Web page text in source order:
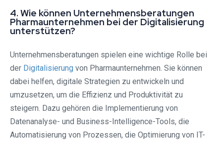
4. Wie können Unternehmensberatungen
Pharmaunternehmen bei der Digitalisierung
unterstützen?
Unternehmensberatungen spielen eine wichtige Rolle bei
der Digitalisierung von Pharmaunternehmen. Sie können
dabei helfen, digitale Strategien zu entwickeln und
umzusetzen, um die Effizienz und Produktivität zu
steigern. Dazu gehören die Implementierung von
Datenanalyse- und Business-Intelligence-Tools, die
Automatisierung von Prozessen, die Optimierung von IT-